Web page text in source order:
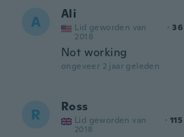
A Ali
Lid geworden van
2018
· 36
Not working
ongeveer 2 jaar geleden
R Ross
Lid geworden van
2018
· 115